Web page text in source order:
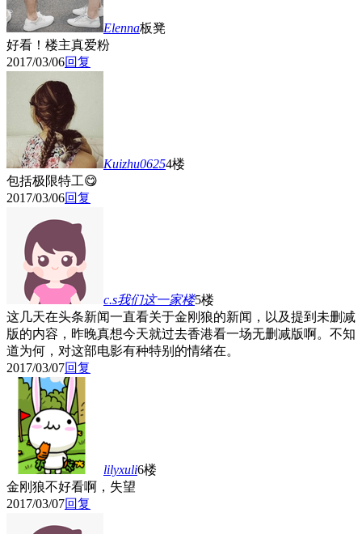
Elenna板凳
好看！楼主真爱粉
2017/03/06回复
Kuizhu06254楼
包括极限特工😋
2017/03/06回复
c.s我们这一家楼5楼
这几天在头条新闻一直看关于金刚狼的新闻，以及提到未删减
版的内容，昨晚真想今天就过去香港看一场无删减版啊。不知
道为何，对这部电影有种特别的情绪在。
2017/03/07回复
lilyxuli6楼
金刚狼不好看啊，失望
2017/03/07回复